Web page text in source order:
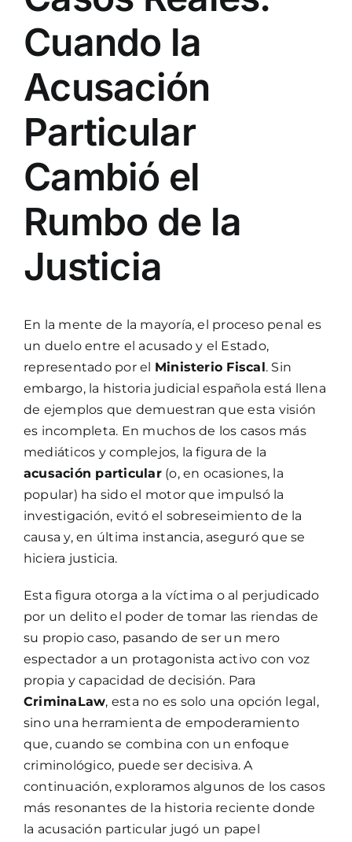
Cuando la
Acusación
Particular
Cambió el
Rumbo de la
Justicia
En la mente de la mayoría, el proceso penal es
un duelo entre el acusado y el Estado,
representado por el Ministerio Fiscal. Sin
embargo, la historia judicial española está llena
de ejemplos que demuestran que esta visión
es incompleta. En muchos de los casos más
mediáticos y complejos, la figura de la
acusación particular(o, en ocasiones, la
popular) ha sido el motor que impulsó la
investigación, evitó el sobreseimiento de la
causa y, en última instancia, aseguró que se
hiciera justicia.
Esta figura otorga a la víctima o al perjudicado
por un delito el poder de tomar las riendas de
su propio caso, pasando de ser un mero
espectador a un protagonista activo con voz
propia y capacidad de decisión. Para
CriminaLaw, esta no es solo una opción legal,
sino una herramienta de empoderamiento
que, cuando se combina con un enfoque
criminológico, puede ser decisiva. A
continuación, exploramos algunos de los casos
más resonantes de la historia reciente donde
la acusación particular jugó un papel